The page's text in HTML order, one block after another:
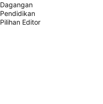
Dagangan
Pendidikan
Pilihan Editor